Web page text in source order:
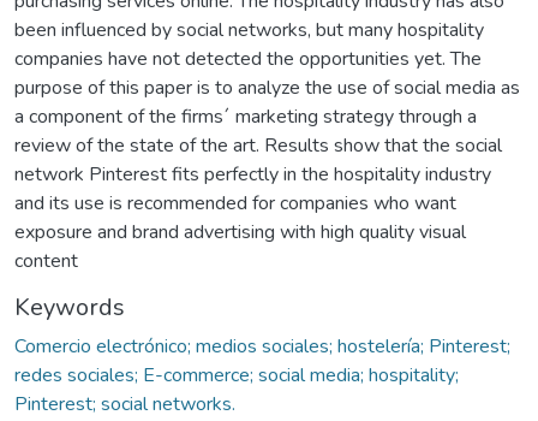
been influenced by social networks, but many hospitality
companies have not detected the opportunities yet. The
purpose of this paper is to analyze the use of social media as
a component of the firms´ marketing strategy through a
review of the state of the art. Results show that the social
network Pinterest fits perfectly in the hospitality industry
and its use is recommended for companies who want
exposure and brand advertising with high quality visual
content
Keywords
Comercio electrónico; medios sociales; hostelería; Pinterest;
redes sociales; E-commerce; social media; hospitality;
Pinterest; social networks.